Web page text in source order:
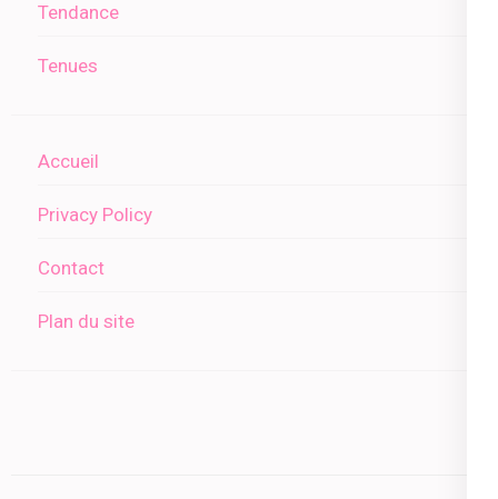
Tendance
Tenues
Accueil
Privacy Policy
Contact
Plan du site